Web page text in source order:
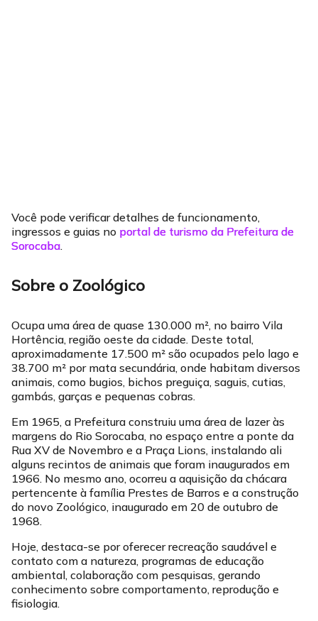
Você pode verificar detalhes de funcionamento,
ingressos e guias no portal de turismo da Prefeitura de
Sorocaba.
Sobre o Zoológico
Ocupa uma área de quase 130.000 m², no bairro Vila
Hortência, região oeste da cidade. Deste total,
aproximadamente 17.500 m² são ocupados pelo lago e
38.700 m² por mata secundária, onde habitam diversos
animais, como bugios, bichos preguiça, saguis, cutias,
gambás, garças e pequenas cobras.
Em 1965, a Prefeitura construiu uma área de lazer às
margens do Rio Sorocaba, no espaço entre a ponte da
Rua XV de Novembro e a Praça Lions, instalando ali
alguns recintos de animais que foram inaugurados em
1966. No mesmo ano, ocorreu a aquisição da chácara
pertencente à família Prestes de Barros e a construção
do novo Zoológico, inaugurado em 20 de outubro de
1968.
Hoje, destaca-se por oferecer recreação saudável e
contato com a natureza, programas de educação
ambiental, colaboração com pesquisas, gerando
conhecimento sobre comportamento, reprodução e
fisiologia.